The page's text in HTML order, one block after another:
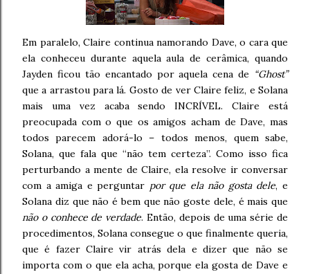
Em paralelo, Claire continua namorando Dave, o cara que
ela conheceu durante aquela aula de cerâmica, quando
Jayden ficou tão encantado por aquela cena de “Ghost”
que a arrastou para lá. Gosto de ver Claire feliz, e Solana
mais uma vez acaba sendo INCRÍVEL. Claire está
preocupada com o que os amigos acham de Dave, mas
todos parecem adorá-lo – todos menos, quem sabe,
Solana, que fala que “não tem certeza”. Como isso fica
perturbando a mente de Claire, ela resolve ir conversar
com a amiga e perguntar por que ela não gosta dele, e
Solana diz que não é bem que não goste dele, é mais que
não o conhece de verdade. Então, depois de uma série de
procedimentos, Solana consegue o que finalmente queria,
que é fazer Claire vir atrás dela e dizer que não se
importa com o que ela acha, porque ela gosta de Dave e